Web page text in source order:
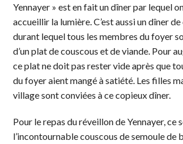
Yennayer » est en fait un dîner par lequel
accueillir la lumière. C’est aussi un dîner
durant lequel tous les membres du foyer
d’un plat de couscous et de viande. Pour
ce plat ne doit pas rester vide après que
du foyer aient mangé à satiété. Les filles
village sont conviées à ce copieux dîner.
Pour le repas du réveillon de Yennayer, ce
l’incontournable couscous de semoule de